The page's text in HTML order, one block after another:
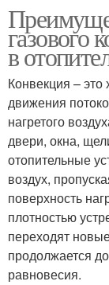
газового
в
Конвекция –
движения
нагретого
двери, окна,
отопительные
воздух,
поверхность
плотностью
переходят
продолжается
равновесия.